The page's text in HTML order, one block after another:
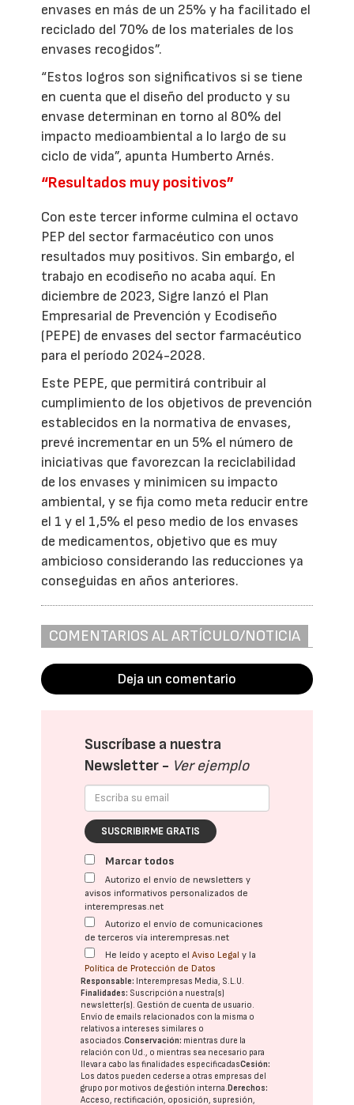
envases en más de un 25% y ha facilitado el
reciclado del 70% de los materiales de los
envases recogidos”.
“Estos logros son significativos si se tiene
en cuenta que el diseño del producto y su
envase determinan en torno al 80% del
impacto medioambiental a lo largo de su
ciclo de vida”, apunta Humberto Arnés.
“Resultados muy positivos”
Con este tercer informe culmina el octavo
PEP del sector farmacéutico con unos
resultados muy positivos. Sin embargo, el
trabajo en ecodiseño no acaba aquí. En
diciembre de 2023, Sigre lanzó el Plan
Empresarial de Prevención y Ecodiseño
(PEPE) de envases del sector farmacéutico
para el período 2024-2028.
Este PEPE, que permitirá contribuir al
cumplimiento de los objetivos de prevención
establecidos en la normativa de envases,
prevé incrementar en un 5% el número de
iniciativas que favorezcan la reciclabilidad
de los envases y minimicen su impacto
ambiental, y se fija como meta reducir entre
el 1 y el 1,5% el peso medio de los envases
de medicamentos, objetivo que es muy
ambicioso considerando las reducciones ya
conseguidas en años anteriores.
COMENTARIOS AL ARTÍCULO/NOTICIA
Deja un comentario
Suscríbase a nuestra
Newsletter - Ver ejemplo
SUSCRIBIRME GRATIS
Marcar todos
Autorizo el envío de newsletters y
avisos informativos personalizados de
interempresas.net
Autorizo el envío de comunicaciones
de terceros vía interempresas.net
He leído y acepto elAviso Legal y la
Política de Protección de Datos
Responsable: Interempresas Media, S.L.U.
Finalidades: Suscripción a nuestra(s)
newsletter(s). Gestión de cuenta de usuario.
Envío de emails relacionados con la misma o
relativos a intereses similares o
asociados.Conservación: mientras dure la
relación con Ud., o mientras sea necesario para
llevar a cabo las finalidades especificadasCesión:
Los datos pueden cederse a otras empresas del
grupo por motivos de gestión interna.Derechos:
Acceso, rectificación, oposición, supresión,